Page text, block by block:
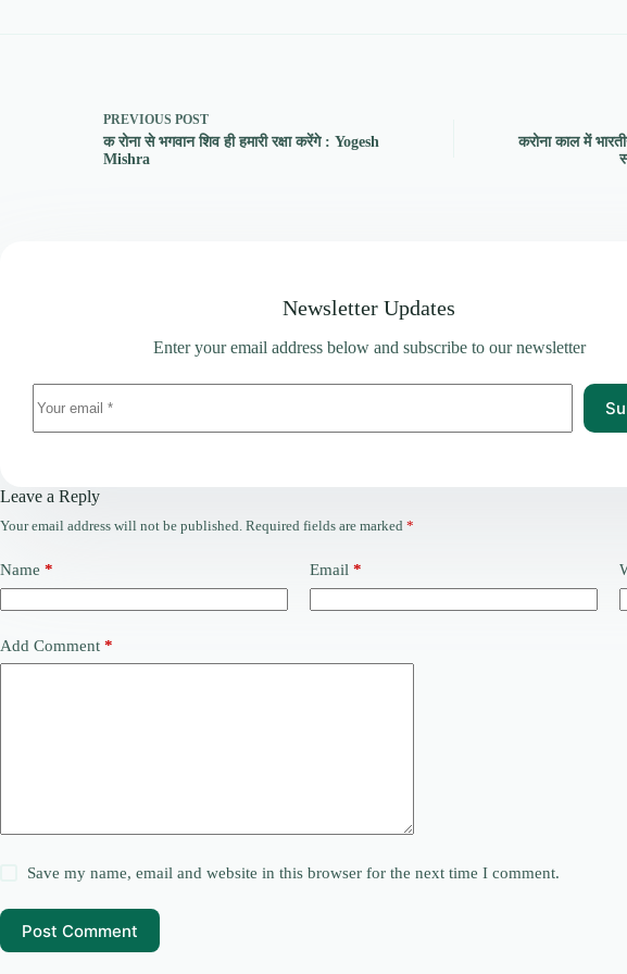
PREVIOUS POST
क रोना से भगवान शिव ही हमारी रक्षा करेंगे : Yogesh
Mishra
करोना काल में
Newsletter Updates
Enter your email address below and subscribe to our newsletter
Leave a Reply
Your email address will not be published. Required fields are marked *
Name * Email *
Add Comment *
Save my name, email and website in this browser for the next time I comment.
Post Comment